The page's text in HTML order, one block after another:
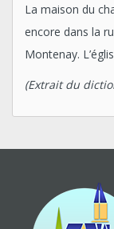
La maison du
encore dans la
Montenay.
(Extrait du